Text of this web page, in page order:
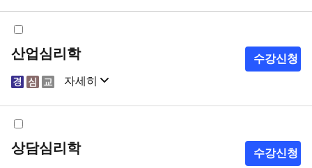
샘플강의 강의계획서
산업심리학
자세히
샘플강의 강의계획서
수강신청
상담심리학 수강신청